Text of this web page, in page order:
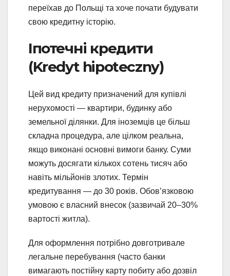
переїхав до Польщі та хоче почати будувати
свою кредитну історію.
Іпотечні кредити
(Kredyt hipoteczny)
Цей вид кредиту призначений для купівлі
нерухомості — квартири, будинку або
земельної ділянки. Для іноземців це більш
складна процедура, але цілком реальна,
якщо виконані основні вимоги банку. Суми
можуть досягати кількох сотень тисяч або
навіть мільйонів злотих. Термін
кредитування — до 30 років. Обов’язковою
умовою є власний внесок (зазвичай 20–30%
вартості житла).
Для оформлення потрібно довготривале
легальне перебування (часто банки
вимагають постійну карту побиту або дозвіл